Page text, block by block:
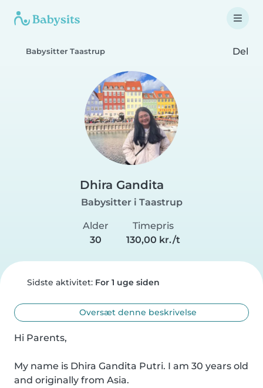
Babysitter Taastrup Del
Dhira Gandita
Babysitter i Taastrup
Alder
30
Timepris
130,00 kr./t
Sidste aktivitet: For 1 uge siden
Oversæt denne beskrivelse
Hi Parents,
My name is Dhira Gandita Putri. I am 30 years old
and originally from Asia.